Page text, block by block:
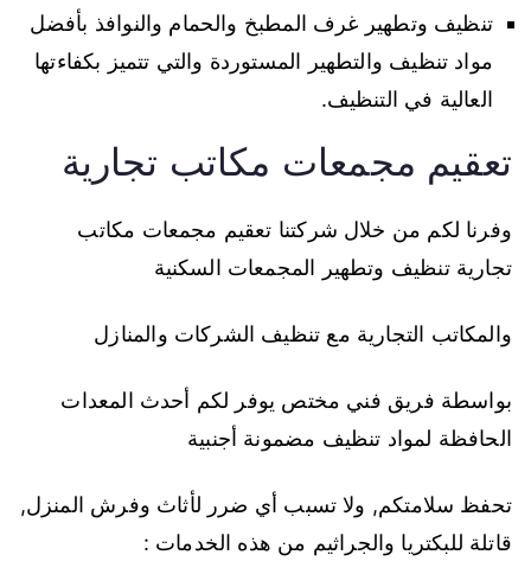
تنظيف وتطهير غرف المطبخ والحمام والنوافذ بأفضل
مواد تنظيف والتطهير المستوردة والتي تتميز بكفاءتها
العالية في التنظيف.
تعقيم مجمعات مكاتب تجارية
وفرنا لكم من خلال شركتنا تعقيم مجمعات مكاتب
تجارية تنظيف وتطهير المجمعات السكنية
والمكاتب التجارية مع تنظيف الشركات والمنازل
بواسطة فريق فني مختص يوفر لكم أحدث المعدات
الحافظة لمواد تنظيف مضمونة أجنبية
تحفظ سلامتكم, ولا تسبب أي ضرر لأثاث وفرش المنزل,
قاتلة للبكتريا والجراثيم من هذه الخدمات :